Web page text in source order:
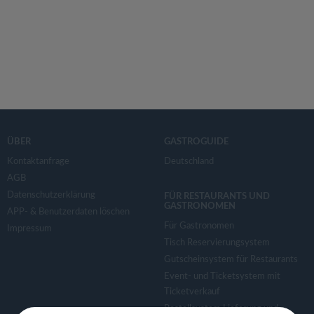
ÜBER
Kontaktanfrage
AGB
Datenschutzerklärung
APP- & Benutzerdaten löschen
Impressum
GASTROGUIDE
Deutschland
FÜR RESTAURANTS UND
GASTRONOMEN
Für Gastronomen
Tisch Reservierungsystem
Gutscheinsystem für Restaurants
Event- und Ticketsystem mit
Ticketverkauf
Bestellsystem Lieferung und